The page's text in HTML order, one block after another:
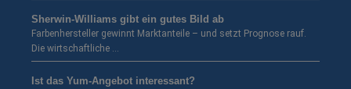
Sherwin-Williams gibt ein gutes Bild ab
Farbenhersteller gewinnt Marktanteile – und setzt Prognose rauf.
Die wirtschaftliche …
Ist das Yum-Angebot interessant?